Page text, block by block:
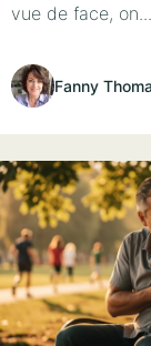
vue de face, on...
Fanny